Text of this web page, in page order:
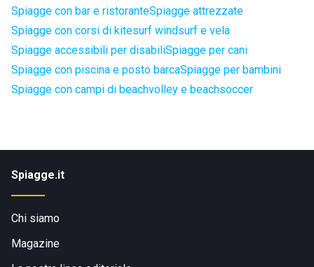
Spiagge con bar e ristoranteSpiagge attrezzate
Spiagge con corsi di kitesurf windsurf e vela
Spiagge accessibili per disabiliSpiagge per cani
Spiagge con piscina e posto barcaSpiagge per bambini
Spiagge con campi di beachvolley e beachsoccer
Spiagge.it
Chi siamo
Magazine